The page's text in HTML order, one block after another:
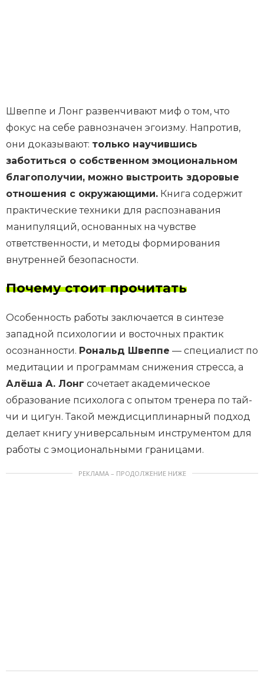
Швеппе и Лонг развенчивают миф о том, что
фокус на себе равнозначен эгоизму. Напротив,
они доказывают: только научившись
заботиться о собственном эмоциональном
благополучии, можно выстроить здоровые
отношения с окружающими. Книга содержит
практические техники для распознавания
манипуляций, основанных на чувстве
ответственности, и методы формирования
внутренней безопасности.
Почему стоит прочитать
Особенность работы заключается в синтезе
западной психологии и восточных практик
осознанности. Рональд Швеппе — специалист по
медитации и программам снижения стресса, а
Алёша А. Лонг сочетает академическое
образование психолога с опытом тренера по тай-
чи и цигун. Такой междисциплинарный подход
делает книгу универсальным инструментом для
работы с эмоциональными границами.
РЕКЛАМА – ПРОДОЛЖЕНИЕ НИЖЕ